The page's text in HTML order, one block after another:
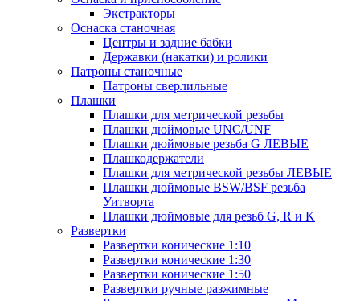
Экстракторы
Оснаска станочная
Центры и задние бабки
Державки (накатки) и ролики
Патроны станочные
Патроны сверлильные
Плашки
Плашки для метрической резьбы
Плашки дюймовые UNC/UNF
Плашки дюймовые резьба G ЛЕВЫЕ
Плашкодержатели
Плашки для метрической резьбы ЛЕВЫЕ
Плашки дюймовые BSW/BSF резьба
Уитворта
Плашки дюймовые для резьб G, R и K
Развертки
Развертки конические 1:10
Развертки конические 1:30
Развертки конические 1:50
Развертки ручные разжимные